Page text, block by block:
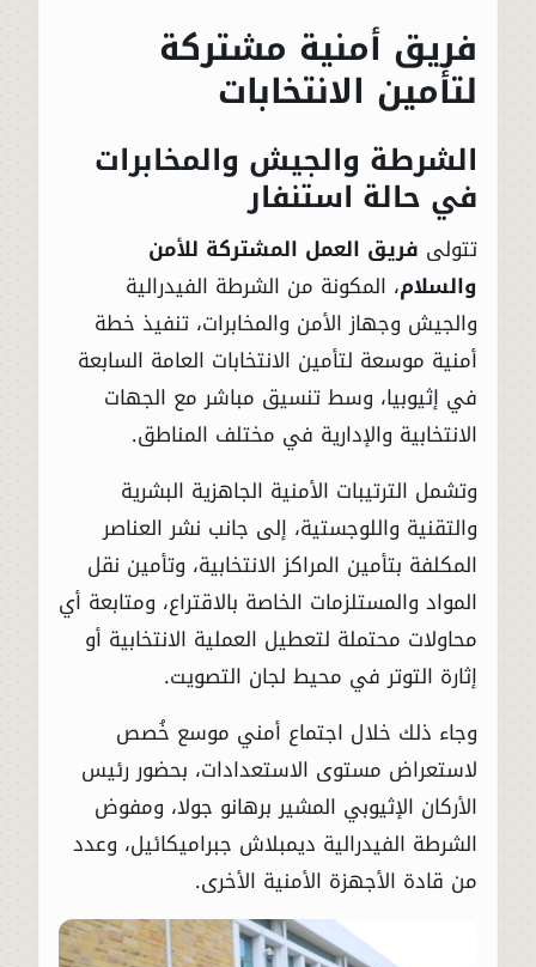
فريق أمنية مشتركة
لتأمين الانتخابات
الشرطة والجيش والمخابرات
في حالة استنفار
تتولى فريق العمل المشتركة للأمن
والسلام، المكونة من الشرطة الفيدرالية
والجيش وجهاز الأمن والمخابرات، تنفيذ خطة
أمنية موسعة لتأمين الانتخابات العامة السابعة
في إثيوبيا، وسط تنسيق مباشر مع الجهات
الانتخابية والإدارية في مختلف المناطق.
وتشمل الترتيبات الأمنية الجاهزية البشرية
والتقنية واللوجستية، إلى جانب نشر العناصر
المكلفة بتأمين المراكز الانتخابية، وتأمين نقل
المواد والمستلزمات الخاصة بالاقتراع، ومتابعة أي
محاولات محتملة لتعطيل العملية الانتخابية أو
إثارة التوتر في محيط لجان التصويت.
وجاء ذلك خلال اجتماع أمني موسع خُصص
لاستعراض مستوى الاستعدادات، بحضور رئيس
الأركان الإثيوبي المشير برهانو جولا، ومفوض
الشرطة الفيدرالية ديمبلاش جبراميكائيل، وعدد
من قادة الأجهزة الأمنية الأخرى.